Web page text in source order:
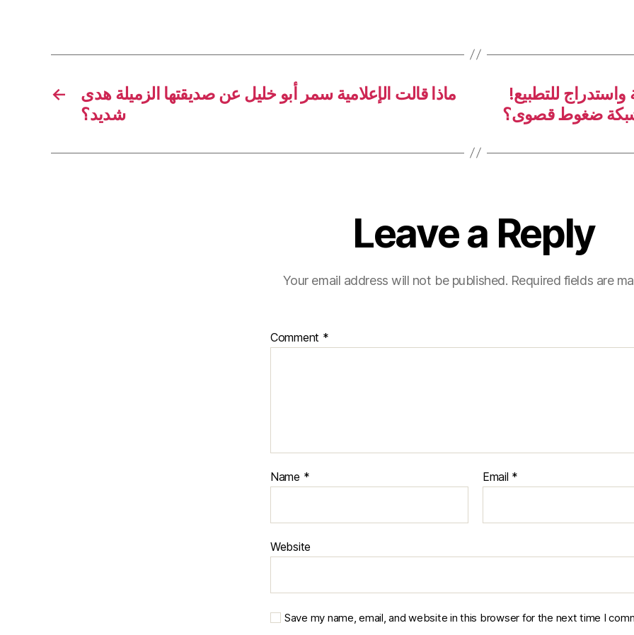
←
ماذا قالت الإعلامية سمر أبو خليل عن صديقتها الزميلة هدى
شديد؟
للتطبيع!
ضغوط قصوى؟
Leave a Reply
Your email address will not be published. Required fields are
Comment *
Name * Email *
Website
Save my name, email, and website in this browser for the next time I